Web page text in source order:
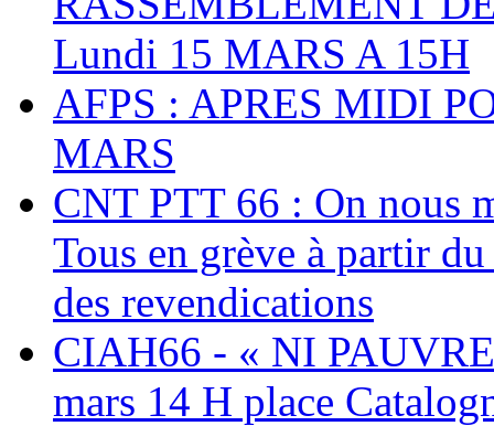
Lundi 15 MARS A 15H
AFPS : APRES MIDI
MARS
CNT PTT 66 : On nous
Tous en grève à partir
des revendications
CIAH66 - « NI
mars 14 H place